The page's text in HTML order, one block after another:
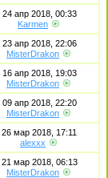
24 апр 2018, 00:33
Karmen
23 апр 2018, 22:06
MisterDrakon
16 апр 2018, 19:03
MisterDrakon
09 апр 2018, 22:20
MisterDrakon
26 мар 2018, 17:11
alexxx
21 мар 2018, 06:13
MisterDrakon